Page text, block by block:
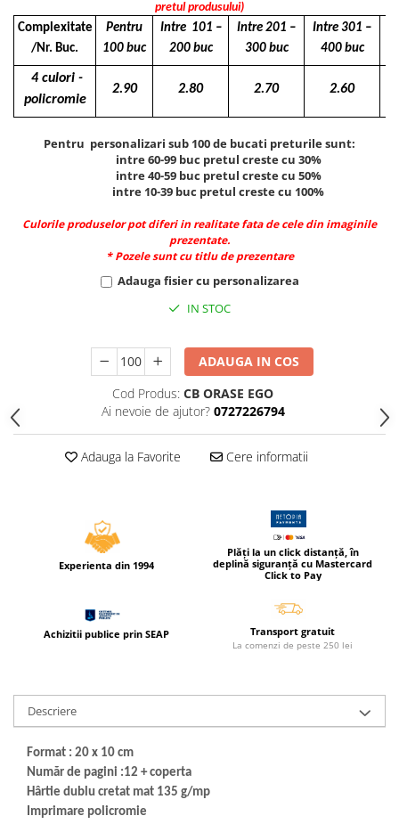
Caiete A5
Caiete A4
Caiete si blocuri pentru desen
Caiete incepatori Tip I, II, III
Caiete speciale
Hartie glacee
Etichete scolare
Acuarele, guase, tempera si
Accesorii pictura
Creioane colorate
Creioane mecanice si rezerve
Creta scolara
Echere, rigle, raportoare, compase,
sabloane, truse geometrie
Compas scolar
Truse geometrie
Foarfeci
Markere evidentiatoare text
pretul produsului)
Complexitate
/Nr. Buc.
Pentru
100 buc
Intre 101 –
200 buc
Intre 201 –
300 buc
Intre 301 –
400 buc
4 culori -
policromie
2.90 2.80 2.70 2.60
Pentru personalizari sub 100 de bucati preturile sunt:
intre 60-99 buc pretul creste cu 30%
intre 40-59 buc pretul creste cu 50%
intre 10-39 buc pretul creste cu 100%
Culorile produselor pot diferi in realitate fata de cele din imaginile
prezentate.
* Pozele sunt cu titlu de prezentare
Adauga fisier cu personalizarea
IN STOC
ADAUGA IN COS
Cod Produs: CB ORASE EGO
Ai nevoie de ajutor? 0727226794
Adauga la Favorite Cere informatii
Experienta din 1994
Plăți la un click distanță, în
deplină siguranță cu Mastercard
Click to Pay
Achizitii publice prin SEAP Transport gratuit
La comenzi de peste 250 lei
Descriere
Format : 20 x 10 cm
Număr de pagini :12 + coperta
Hârtie dublu cretat mat 135 g/mp
Imprimare policromie